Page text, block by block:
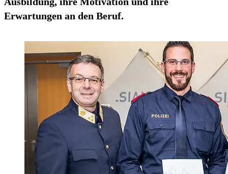
Erwartungen an den Beruf.